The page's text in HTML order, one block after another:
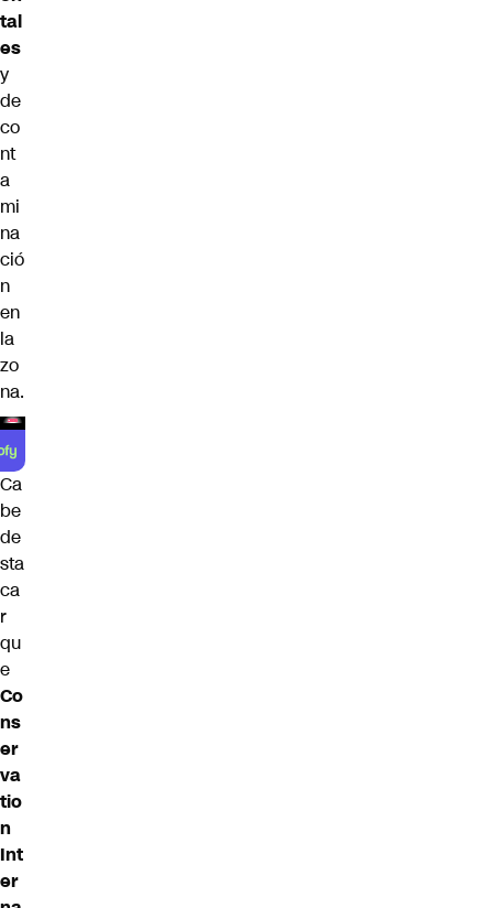
tal
es
y
de
co
nt
a
mi
na
ció
n
en
la
zo
na.
Ca
be
de
sta
ca
r
qu
e
Co
ns
er
va
tio
n
Int
er